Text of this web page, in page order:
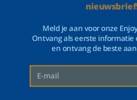
Meld je aan voor onze
Ontvang als eerste informatie
en ontvang de beste